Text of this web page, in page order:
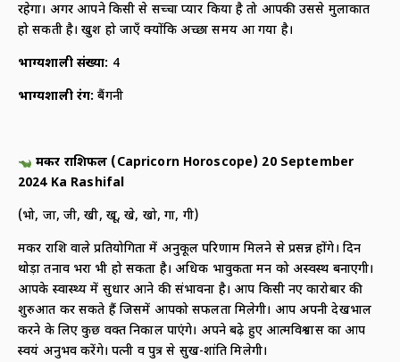
रहेगा। अगर आपने किसी से सच्चा प्यार किया है तो आपकी उससे मुलाकात
हो सकती है। खुश हो जाएँ क्योंकि अच्छा समय आ गया है।
भाग्यशाली संख्या: 4
भाग्यशाली रंग: बैंगनी
मकर राशिफल (Capricorn Horoscope) 20 September
2024 Ka Rashifal
(भो, जा, जी, खी, खू, खे, खो, गा, गी)
मकर राशि वाले प्रतियोगिता में अनुकूल परिणाम मिलने से प्रसन्न होंगे। दिन
थोड़ा तनाव भरा भी हो सकता है। अधिक भावुकता मन को अस्वस्थ बनाएगी।
आपके स्वास्थ्य में सुधार आने की संभावना है। आप किसी नए कारोबार की
शुरुआत कर सकते हैं जिसमें आपको सफलता मिलेगी। आप अपनी देखभाल
करने के लिए कुछ वक्त निकाल पाएंगे। अपने बढ़े हुए आत्मविश्वास का आप
स्वयं अनुभव करेंगे। पत्नी व पुत्र से सुख-शांति मिलेगी।